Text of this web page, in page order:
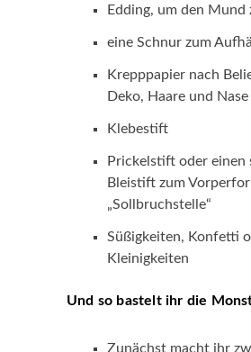
Edding, um den Mund
eine Schnur zum
Krepppapier nach
Deko, Haare und Nase
Klebestift
Prickelstift oder einen
Bleistift zum
„Sollbruchstelle“
Süßigkeiten, Konfetti
Kleinigkeiten
Und so bastelt ihr die
Zunächst macht ihr